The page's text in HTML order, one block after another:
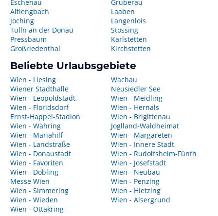
Eschenau
Altlengbach
Joching
Tulln an der Donau
Pressbaum
Großriedenthal
Gruberau
Laaben
Langenlois
Stössing
Karlstetten
Kirchstetten
Beliebte Urlaubsgebiete
Wien - Liesing
Wiener Stadthalle
Wien - Leopoldstadt
Wien - Floridsdorf
Ernst-Happel-Stadion
Wien - Währing
Wien - Mariahilf
Wien - Landstraße
Wien - Donaustadt
Wien - Favoriten
Wien - Döbling
Messe Wien
Wien - Simmering
Wien - Wieden
Wien - Ottakring
Wachau
Neusiedler See
Wien - Meidling
Wien - Hernals
Wien - Brigittenau
Joglland-Waldheimat
Wien - Margareten
Wien - Innere Stadt
Wien - Rudolfsheim-Fünfh
Wien - Josefstadt
Wien - Neubau
Wien - Penzing
Wien - Hietzing
Wien - Alsergrund